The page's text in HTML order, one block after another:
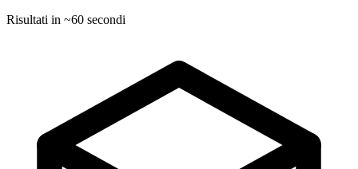
Risultati in ~60 secondi